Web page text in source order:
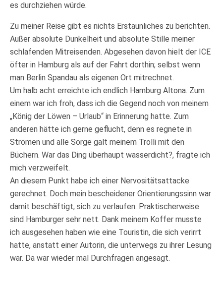
es durchziehen würde.
Zu meiner Reise gibt es nichts Erstaunliches zu berichten.
Außer absolute Dunkelheit und absolute Stille meiner
schlafenden Mitreisenden. Abgesehen davon hielt der ICE
öfter in Hamburg als auf der Fahrt dorthin; selbst wenn
man Berlin Spandau als eigenen Ort mitrechnet.
Um halb acht erreichte ich endlich Hamburg Altona. Zum
einem war ich froh, dass ich die Gegend noch von meinem
„König der Löwen – Urlaub“ in Erinnerung hatte. Zum
anderen hätte ich gerne geflucht, denn es regnete in
Strömen und alle Sorge galt meinem Trolli mit den
Büchern. War das Ding überhaupt wasserdicht?, fragte ich
mich verzweifelt.
An diesem Punkt habe ich einer Nervositätsattacke
gerechnet. Doch mein bescheidener Orientierungssinn war
damit beschäftigt, sich zu verlaufen. Praktischerweise
sind Hamburger sehr nett. Dank meinem Koffer musste
ich ausgesehen haben wie eine Touristin, die sich verirrt
hatte, anstatt einer Autorin, die unterwegs zu ihrer Lesung
war. Da war wieder mal Durchfragen angesagt.